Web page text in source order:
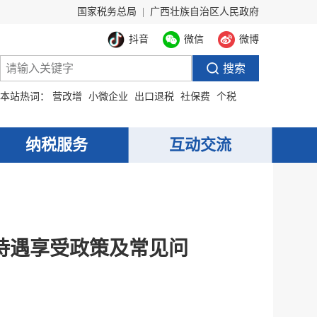
国家税务总局 广西壮族自治区人民政府
抖音 微信 微博
本站热词： 营改增 小微企业 出口退税 社保费 个税
纳税服务 互动交流
享受政策及常见问